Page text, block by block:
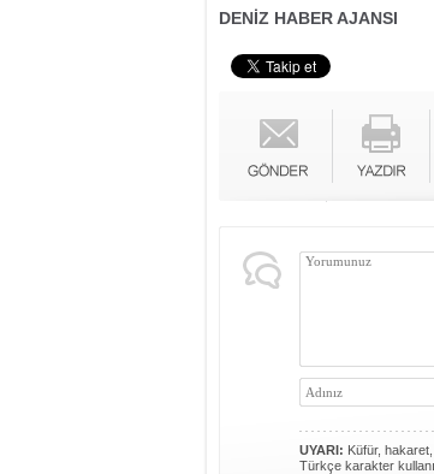
DENİZ HABER AJANSI
UYARI: Küfür,
Türkçe karakter